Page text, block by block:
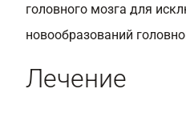
головного мозга для
новообразований
Лечение